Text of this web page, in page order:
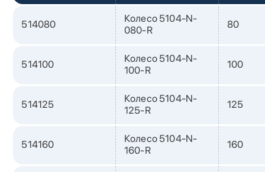
514080
Колесо 5104-N-
080-R
80
514100
Колесо 5104-N-
100-R
100
514125
Колесо 5104-N-
125-R
125
514160
Колесо 5104-N-
160-R
160